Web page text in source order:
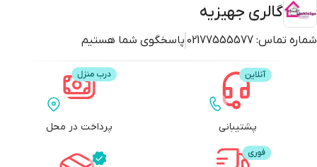
گالری جهیزیه
شماره تماس: 02177555577 پاسخگوی شما هستیم
پشتیبانی پرداخت در محل